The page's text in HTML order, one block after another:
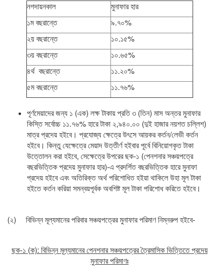
নগদায়নকাল
মুনাফার হার
১ম বছরান্তে
৯.৭০%
২য় বছরান্তে
১০.১৫%
৩য় বছরান্তে
১০.৬৫%
৪র্থ বছরান্তে
১১.২০%
৫ম বছরান্তে
১১.৭৬%
পূর্ণমেয়াদের জন্য ১ (এক) লক্ষ টাকায় প্রতি ৩ (তিন) মাস অন্তর মুনাফার
কিস্তি সর্বোচ্চ ১১.৭৬% হারে টাকা ২,৯৪০.০০ (দুই হাজার নয়শত চল্লিশ)
মাত্র প্রদেয় হইবে। প্রযোজ্য ক্ষেত্রে উৎসে আয়কর কর্তন/লেভী কর্তন
হইবে। কিন্তু যেক্ষেত্রে মেয়াদ উত্তীর্ণ হইবার পূর্বে বিনিয়োগকৃত টাকা
উত্তোলন করা হইবে, সেক্ষেত্রে উপরের ছক-১ (পেনশনার সঞ্চয়পত্রে
বছরভিত্তিক প্রদেয় মুনাফার হার)-এ প্রদর্শিত বছরভিত্তিক হারে মুনাফা
প্রদেয় হইবে এবং অতিরিক্ত অর্থ পরিশোধিত হইয়া থাকিলে উহা মূল টাকা
হইতে কর্তন করিয়া সমন্বয়পূর্বক অবশিষ্ট মূল টাকা পরিশোধ করিতে হইবে।
(২) বিভিন্ন মূল্যমানের পরিবার সঞ্চয়পত্রের মুনাফার পরিমাণ নিম্নরুপ হইবে-
ছক-১ (ক): বিভিন্ন মূল্যমানের পেনশনার সঞ্চয়পত্রের ত্রৈমাসিক ভিত্তিতে প্রদেয়
মুনাফার পরিমাণঃ